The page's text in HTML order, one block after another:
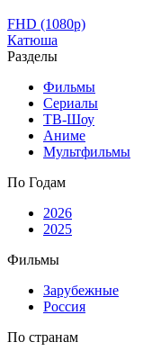
FHD (1080p)
Катюша
Разделы
Фильмы
Сериалы
ТВ-Шоу
Аниме
Мультфильмы
По Годам
2026
2025
Фильмы
Зарубежные
Россия
По странам